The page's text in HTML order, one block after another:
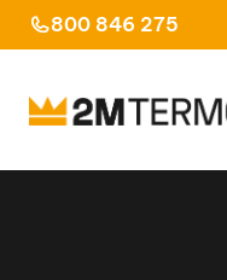
al
800 846 275